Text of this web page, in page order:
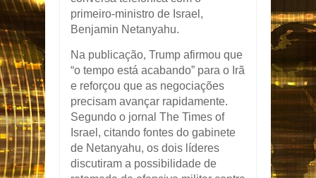
primeiro-ministro de Israel ,
Benjamin Netanyahu.
Na publicação, Trump afirmou que
“o tempo está acabando” para o Irã
e reforçou que as negociações
precisam avançar rapidamente.
Segundo o jornal The Times of
Israel , citando fontes do gabinete
de Netanyahu, os dois líderes
discutiram a possibilidade de